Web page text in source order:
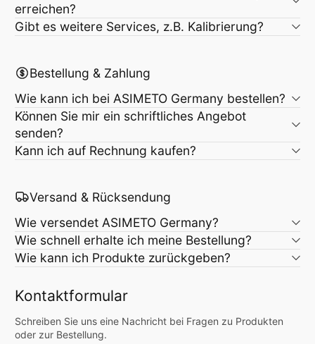
erreichen?
Gibt es weitere Services, z.B. Kalibrierung?
Bestellung & Zahlung
Wie kann ich bei ASIMETO Germany bestellen?
Können Sie mir ein schriftliches Angebot
senden?
Kann ich auf Rechnung kaufen?
Versand & Rücksendung
Wie versendet ASIMETO Germany?
Wie schnell erhalte ich meine Bestellung?
Wie kann ich Produkte zurückgeben?
Kontaktformular
Schreiben Sie uns eine Nachricht bei Fragen zu Produkten
oder zur Bestellung.